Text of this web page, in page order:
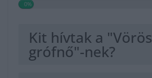
0%
Kit hívtak a "Vörös
grófnő"-nek?